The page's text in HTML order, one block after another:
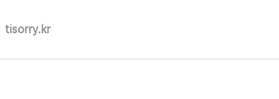
tisorry.kr